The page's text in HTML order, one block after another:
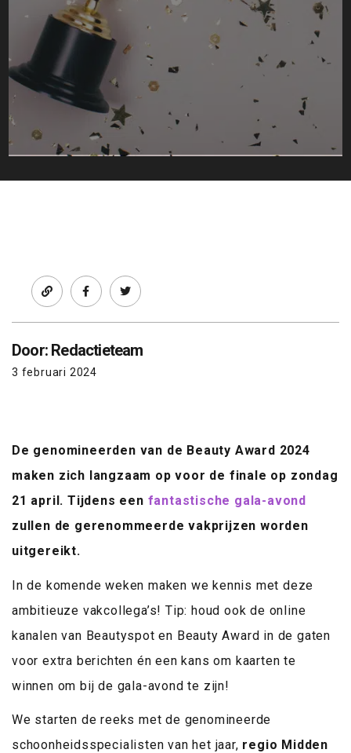
Facebooktwitter
Door: Redactieteam
3 februari 2024
De genomineerden van de Beauty Award 2024
maken zich langzaam op voor de finale op zondag
21 april. Tijdens een fantastische gala-avond
zullen de gerenommeerde vakprijzen worden
uitgereikt.
In de komende weken maken we kennis met deze
ambitieuze vakcollega’s! Tip: houd ook de online
kanalen van Beautyspot en Beauty Award in de gaten
voor extra berichten én een kans om kaarten te
winnen om bij de gala-avond te zijn!
We starten de reeks met de genomineerde
schoonheidsspecialisten van het jaar, regio Midden